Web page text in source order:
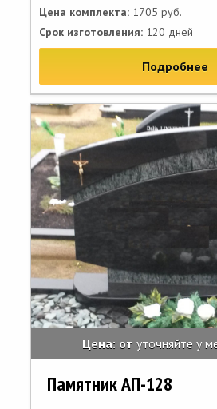
Цена комплекта: 1705 руб.
Срок изготовления: 120 дней
Подробнее
Цена: от уточняйте у
Памятник АП-128